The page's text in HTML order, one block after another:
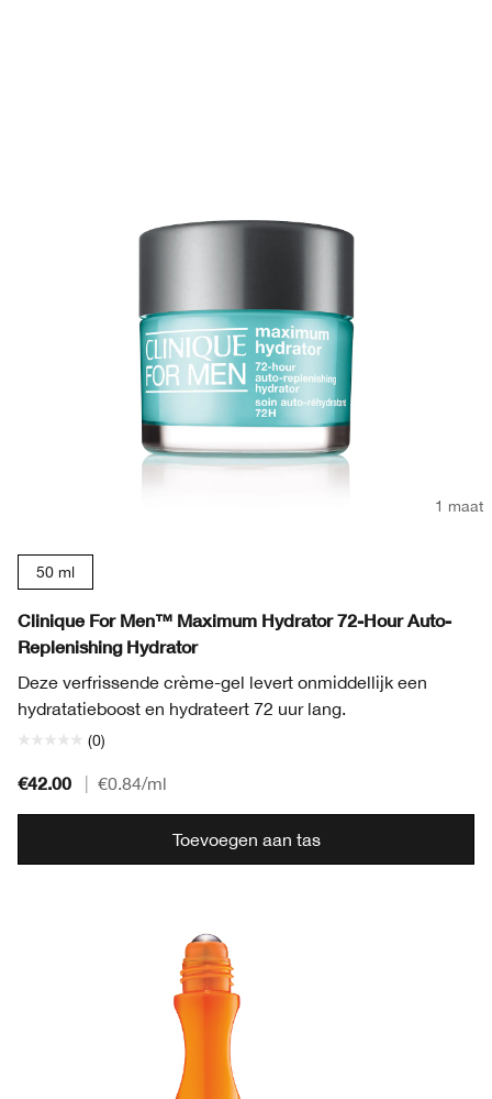
1 maat
50 ml
Clinique For Men™ Maximum Hydrator 72-Hour Auto-
Replenishing Hydrator
Deze verfrissende crème-gel levert onmiddellijk een
hydratatieboost en hydrateert 72 uur lang.
(0)
€42.00 €0.84/ml
Toevoegen aan tas